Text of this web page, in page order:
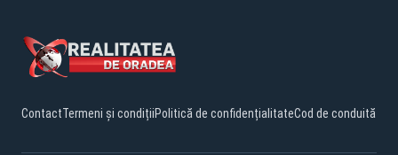
ContactTermeni și condițiiPolitică de confidențialitateCod de conduită